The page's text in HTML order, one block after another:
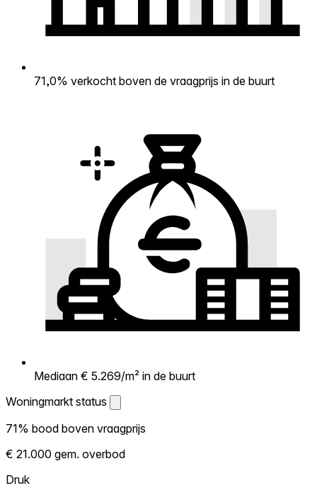
71,0% verkocht boven de vraagprijs in de buurt
Mediaan € 5.269/m² in de buurt
Woningmarkt status
Woningmarkt status
Laat zien hoe competitief de markt hier is.
Hoe meer woningen boven vraagprijs
verkopen, hoe heter. Heet? Verwacht
71% bood boven vraagprijs
€ 21.000 gem. overbod
Druk